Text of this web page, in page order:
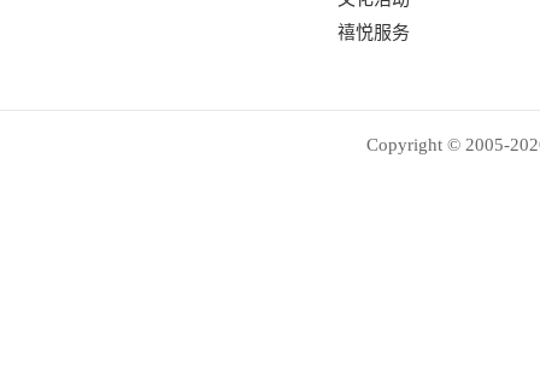
禧悦服务
Copyright © 2005-